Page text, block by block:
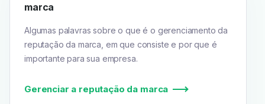
marca
Algumas palavras sobre o que é o gerenciamento da
reputação da marca, em que consiste e por que é
importante para sua empresa.
Gerenciar a reputação da marca